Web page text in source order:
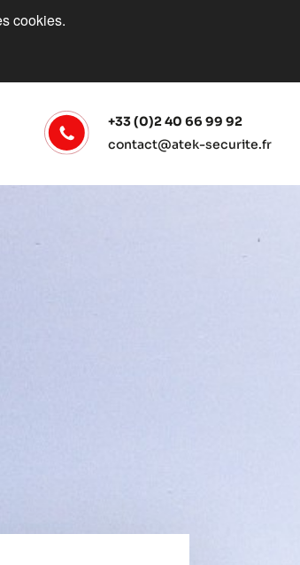
cookies.
+33 (0)2 40 66 99 92
contact@atek-securite.fr